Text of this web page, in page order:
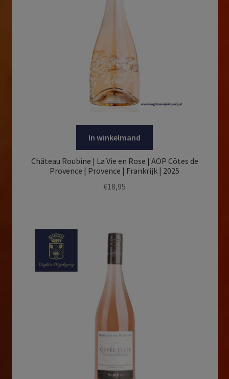
In winkelmand
Château Roubine | La Vie en Rose | AOP Côtes de
Provence | Provence | Frankrijk | 2025
€18,95